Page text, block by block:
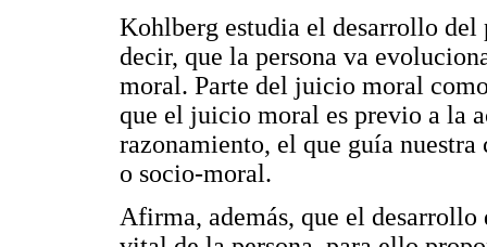
Kohlberg estudia el desarrollo
decir, que la persona va
moral. Parte del juicio moral
que el juicio moral es previo a la
razonamiento, el que guía
o socio-moral.
Afirma, además, que el